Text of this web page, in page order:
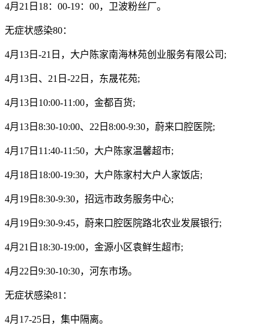
4月21日18：00-19：00，卫波粉丝厂。
无症状感染80：
4月13日-21日，大户陈家南海林苑创业服务有限公司;
4月13日、21日-22日，东晟花苑;
4月13日10:00-11:00，金都百货;
4月13日8:30-10:00、22日8:00-9:30，蔚来口腔医院;
4月17日11:40-11:50，大户陈家温馨超市;
4月18日18:00-19:30，大户陈家村大户人家饭店;
4月19日8:30-9:30，招远市政务服务中心;
4月19日9:30-9:45，蔚来口腔医院路北农业发展银行;
4月21日18:30-19:00，金源小区袁鲜生超市;
4月22日9:30-10:30，河东市场。
无症状感染81：
4月17-25日，集中隔离。